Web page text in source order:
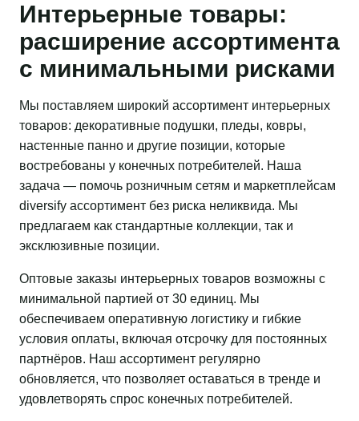
Интерьерные товары:
расширение ассортимента
с минимальными рисками
Мы поставляем широкий ассортимент интерьерных
товаров: декоративные подушки, пледы, ковры,
настенные панно и другие позиции, которые
востребованы у конечных потребителей. Наша
задача — помочь розничным сетям и маркетплейсам
diversify ассортимент без риска неликвида. Мы
предлагаем как стандартные коллекции, так и
эксклюзивные позиции.
Оптовые заказы интерьерных товаров возможны с
минимальной партией от 30 единиц. Мы
обеспечиваем оперативную логистику и гибкие
условия оплаты, включая отсрочку для постоянных
партнёров. Наш ассортимент регулярно
обновляется, что позволяет оставаться в тренде и
удовлетворять спрос конечных потребителей.